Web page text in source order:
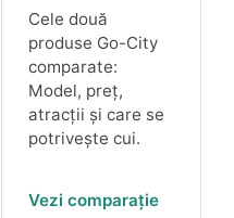
Cele două
produse Go-City
comparate:
Model, preț,
atracții și care se
potrivește cui.
Vezi comparație